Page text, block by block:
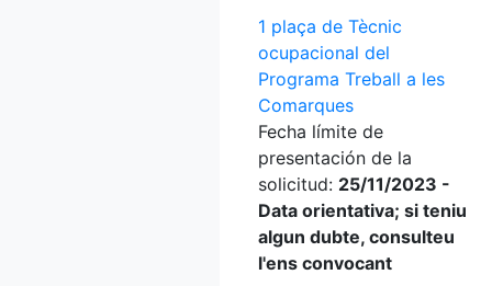
1 plaça de Tècnic
ocupacional del
Programa Treball a les
Comarques
Fecha límite de
presentación de la
solicitud: 25/11/2023 -
Data orientativa; si teniu
algun dubte, consulteu
l'ens convocant